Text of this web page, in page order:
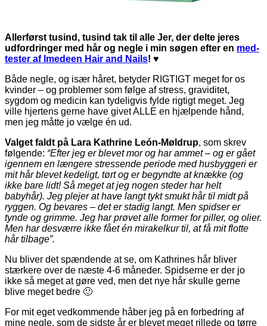
Allerførst tusind, tusind tak til alle Jer, der delte jeres
udfordringer med hår og negle i min søgen efter en med-
tester af Imedeen Hair and Nails! ♥
Både negle, og især håret, betyder RIGTIGT meget for os
kvinder – og problemer som følge af stress, graviditet,
sygdom og medicin kan tydeligvis fylde rigtigt meget. Jeg
ville hjertens gerne have givet ALLE en hjælpende hånd,
men jeg måtte jo vælge én ud.
Valget faldt på Lara Kathrine León-Møldrup, som skrev
følgende: “Efter jeg er blevet mor og har ammet – og er gået
igennem en længere stressende periode med husbyggeri er
mit hår blevet kedeligt, tørt og er begyndte at knække (og
ikke bare lidt! Så meget at jeg nogen steder har helt
babyhår). Jeg plejer at have langt tykt smukt hår til midt på
ryggen. Og bevares – det er stadig langt. Men spidser er
tynde og grimme. Jeg har prøvet alle former for piller, og olier.
Men har desværre ikke fået én mirakelkur til, at få mit flotte
hår tilbage”.
Nu bliver det spændende at se, om Kathrines hår bliver
stærkere over de næste 4-6 måneder. Spidserne er der jo
ikke så meget at gøre ved, men det nye hår skulle gerne
blive meget bedre 🙂
For mit eget vedkommende håber jeg på en forbedring af
mine negle, som de sidste år er blevet meget rillede og tørre